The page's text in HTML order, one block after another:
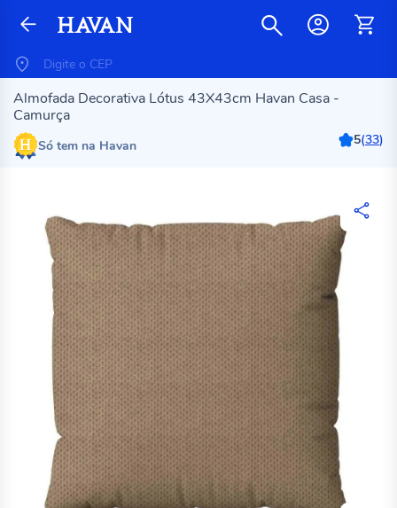
Almofada Decorativa Lótus 43X43cm Havan Casa -
Camurça
Só tem na Havan 5(33)